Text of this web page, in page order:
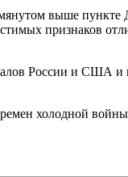
выше
признаков
России и США и
холодной